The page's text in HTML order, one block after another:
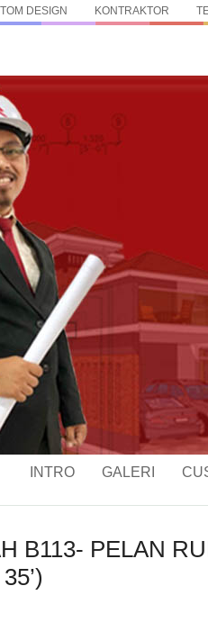
DESIGN KONTRAKTOR
INTRO GALERI
B113- PELAN